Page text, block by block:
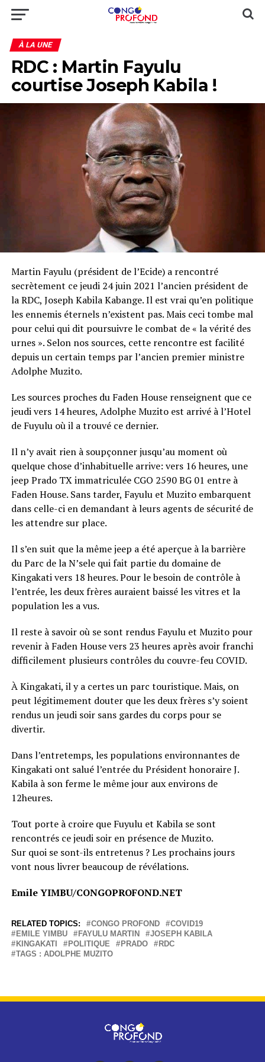
À LA UNE
RDC : Martin Fayulu
courtise Joseph Kabila !
Martin Fayulu (président de l’Ecide) a rencontré
secrètement ce jeudi 24 juin 2021 l’ancien président de
la RDC, Joseph Kabila Kabange. Il est vrai qu’en politique
les ennemis éternels n’existent pas. Mais ceci tombe mal
pour celui qui dit poursuivre le combat de « la vérité des
urnes ». Selon nos sources, cette rencontre est facilité
depuis un certain temps par l’ancien premier ministre
Adolphe Muzito.
Les sources proches du Faden House renseignent que ce
jeudi vers 14 heures, Adolphe Muzito est arrivé à l’Hotel
de Fuyulu où il a trouvé ce dernier.
Il n’y avait rien à soupçonner jusqu’au moment où
quelque chose d’inhabituelle arrive: vers 16 heures, une
jeep Prado TX immatriculée CGO 2590 BG 01 entre à
Faden House. Sans tarder, Fayulu et Muzito embarquent
dans celle-ci en demandant à leurs agents de sécurité de
les attendre sur place.
Il s’en suit que la même jeep a été aperçue à la barrière
du Parc de la N’sele qui fait partie du domaine de
Kingakati vers 18 heures. Pour le besoin de contrôle à
l’entrée, les deux frères auraient baissé les vitres et la
population les a vus.
Il reste à savoir où se sont rendus Fayulu et Muzito pour
revenir à Faden House vers 23 heures après avoir franchi
difficilement plusieurs contrôles du couvre-feu COVID.
À Kingakati, il y a certes un parc touristique. Mais, on
peut légitimement douter que les deux frères s’y soient
rendus un jeudi soir sans gardes du corps pour se
divertir.
Dans l’entretemps, les populations environnantes de
Kingakati ont salué l’entrée du Président honoraire J.
Kabila à son ferme le même jour aux environs de
12heures.
Tout porte à croire que Fuyulu et Kabila se sont
rencontrés ce jeudi soir en présence de Muzito.
Sur quoi se sont-ils entretenus ? Les prochains jours
vont nous livrer beaucoup de révélations.
Emile YIMBU/CONGOPROFOND.NET
RELATED TOPICS: CONGO PROFOND
COVID19
EMILE YIMBU
FAYULU MARTIN
JOSEPH KABILA
KINGAKATI
POLITIQUE PRADO
RDC
TAGS : ADOLPHE MUZITO